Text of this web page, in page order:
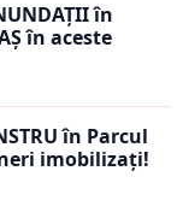
în
în aceste
în Parcul
imobilizați!